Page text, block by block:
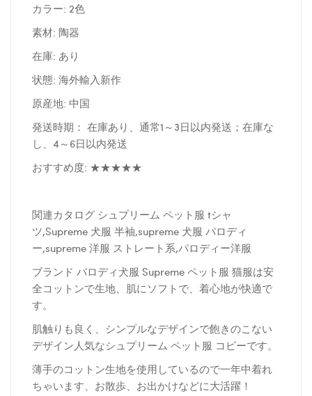
カラー: 2色
素材: 陶器
在庫: あり
状態: 海外輸入新作
原産地: 中国
発送時期： 在庫あり、通常1～3日以内発送；在庫な
し、4～6日以内発送
おすすめ度: ★★★★★
関連カタログ シュプリーム ペット服 tシャ
ツ,Supreme 犬服 半袖,supreme 犬服 パロディ
ー,supreme 洋服 ストレート系,パロディー洋服
ブランド パロディ犬服 Supreme ペット服 猫服は安
全コットンで生地、肌にソフトで、着心地が快適で
す。
肌触りも良く、シンプルなデザインで飽きのこない
デザイン人気なシュプリーム ペット服 コピーです。
薄手のコットン生地を使用しているので一年中着れ
ちゃいます、お散歩、お出かけなどに大活躍！